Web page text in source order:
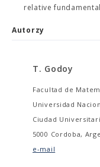
relative
Autorzy
T. Godoy
Facultad de
Universidad
Ciudad
5000 Cordoba,
e-mail